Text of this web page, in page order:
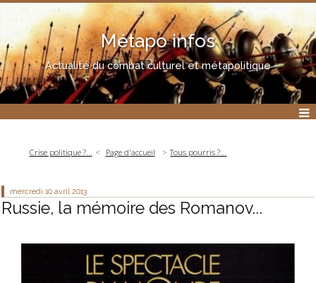
Métapo infos
Actualité du combat culturel et métapolitique
Crise politique ?... Page d'accueil Tous pourris ?...
mercredi 10 avril 2013
Russie, la mémoire des Romanov...